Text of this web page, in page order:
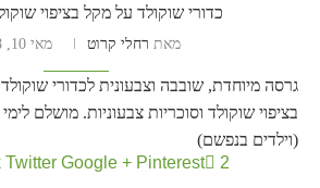
כדורי שוקולד על מקל בציפוי
מאת רחלי קרוט מאי 10, 2018
גרסה מיוחדת, שובבה וצבעונית לכדורי
בציפוי שוקולד וסוכריות צבעוניות. מושלם
(וילדים בנפשם)
2
Twitter Google + Pinterest